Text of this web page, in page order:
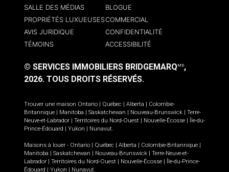
SALLE DES MÉDIAS
BLOGUE
PROPRIÉTÉS LUXUEUSESCOMMERCIAL
AVIS JURIDIQUE
CONFIDENTIALITÉ
TÉMOINS
ACCESSIBILITÉ
© SERVICES IMMOBILIERS BRIDGEMARQ MD,
2026. TOUS DROITS RÉSERVÉS.
Trouver une maison Ontario | Québec | Alberta | Colombie-
Britannique | Manitoba | Saskatchewan | Nouveau-Brunswick | Terre-
Neuve-et-Labrador | Territoires du Nord-Ouest | Nouvelle-Écosse | Île-du-
Prince-Édouard | Yukon | Nunavut.
Maisons à louer - Ontario | Québec | Alberta | Colombie-Britannique |
Manitoba | Saskatchewan | Nouveau-Brunswick | Terre-Neuve-et-
Labrador | Territoires du Nord-Ouest | Nouvelle-Écosse | Île-du-Prince-
Édouard | Yukon | Nunavut.